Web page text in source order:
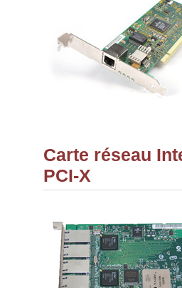
Carte réseau
PCI-X